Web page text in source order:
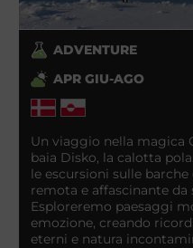
ADVENTURE
APR GIU-AGO
Un viaggio nella magica
baia Disko, la calotta
le escursioni sulle
remota e affascinante da
Esploreremo paesaggi
emozione, creando
eterni e natura